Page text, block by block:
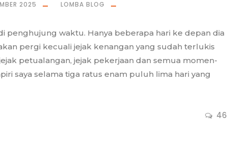
46
2025 LOMBA BLOG
penghujung waktu. Hanya beberapa hari ke depan dia
pergi kecuali jejak kenangan yang sudah terlukis
petualangan, jejak pekerjaan dan semua momen-
saya selama tiga ratus enam puluh lima hari yang